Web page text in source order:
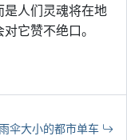
人们灵魂将在地
它赞不绝口。
伞大小的都市单车